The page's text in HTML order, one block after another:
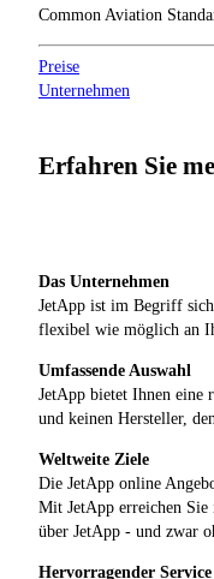
Common Aviation
Preise
Unternehmen
Erfahren Sie
Das Unternehmen
JetApp ist im Begriff
flexibel wie möglich an
Umfassende Auswahl
JetApp bietet Ihnen eine
und keinen Hersteller,
Weltweite Ziele
Die JetApp online
Mit JetApp erreichen
über JetApp - und zwar
Hervorragender Service